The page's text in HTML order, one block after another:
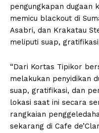
pengungkapan dugaan
memicu blackout di
Asabri, dan Krakatau
meliputi suap,
“Dari Kortas Tipikor
melakukan penyidikan
suap, gratifikasi, dan
lokasi saat ini secara
rangkaian
sekarang di Cafe